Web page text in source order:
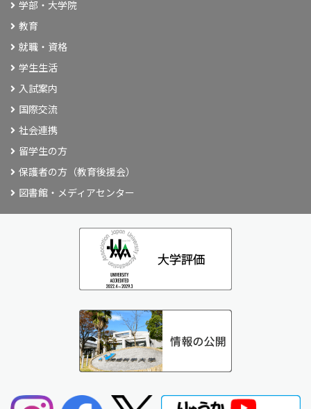
学部・大学院
教育
就職・資格
学生生活
入試案内
国際交流
社会連携
留学生の方
保護者の方（教育後援会）
図書館・メディアセンター